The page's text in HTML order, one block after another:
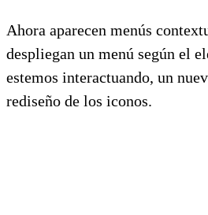
Ahora aparecen menús
despliegan un menú según el
estemos interactuando, un
rediseño de los iconos.